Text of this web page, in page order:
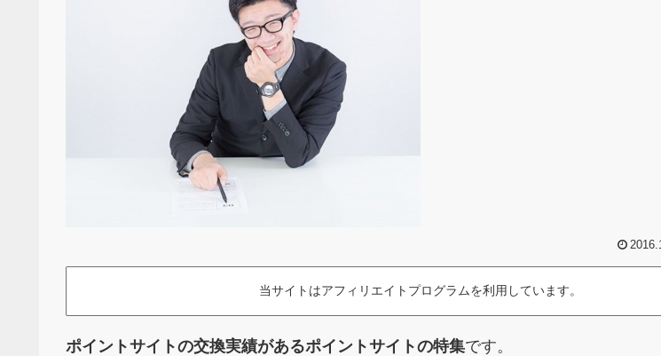
当サイトはアフィリエイトプログラムを利用しています。
ポイントサイトの交換実績があるポイントサイトの特集です。